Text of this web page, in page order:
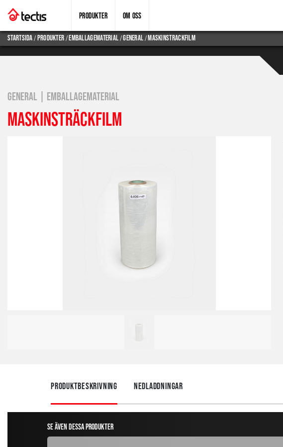
PRODUKTER OM OSS
Startsida/produkter/emballagematerial/general/maskinstrackfilm
GENERAL | EMBALLAGEMATERIAL
MASKINSTRÄCKFILM
Produktbeskrivning Nedladdningar
Se även dessa produkter